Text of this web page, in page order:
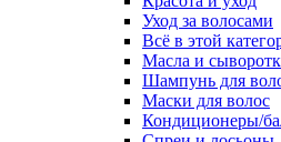
Уход за волосами
Всё в этой
Масла и
Шампунь для
Маски для волос
Кондиционеры/